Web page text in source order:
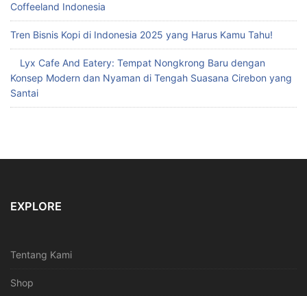
Coffeeland Indonesia
Tren Bisnis Kopi di Indonesia 2025 yang Harus Kamu Tahu!
Lyx Cafe And Eatery: Tempat Nongkrong Baru dengan
Konsep Modern dan Nyaman di Tengah Suasana Cirebon yang
Santai
EXPLORE
Tentang Kami
Shop